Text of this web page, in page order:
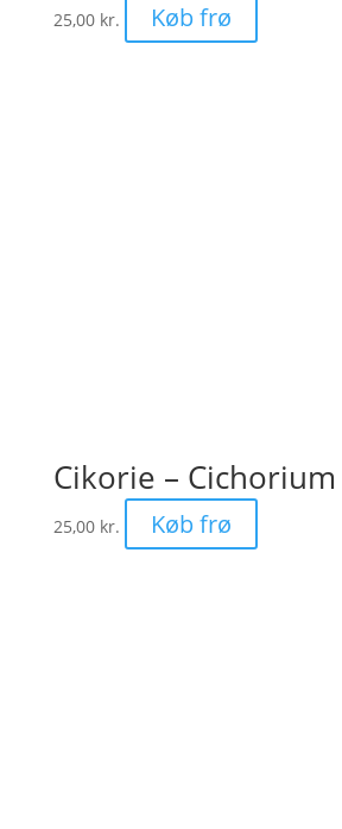
25,00 kr. Køb frø
Cikorie –
25,00 kr. Køb frø